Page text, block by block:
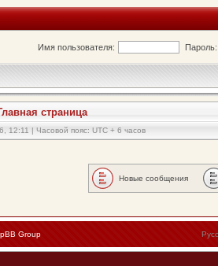
Имя пользователя: Пароль:
страница
12:11 | Часовой пояс: UTC + 6 часов
Новые сообщения
Group